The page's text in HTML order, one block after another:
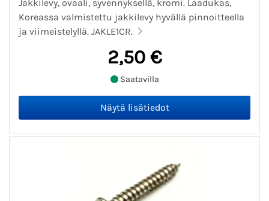
Jakkilevy, ovaali, syvennyksellä, kromi. Laadukas,
Koreassa valmistettu jakkilevy hyvällä pinnoitteella
ja viimeistelyllä. JAKLE1CR.
2,50 €
Saatavilla